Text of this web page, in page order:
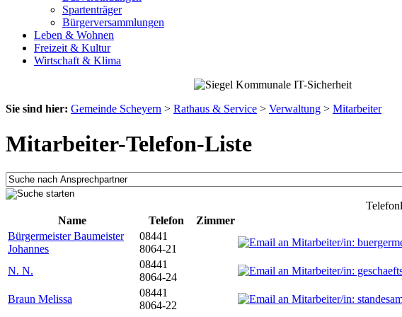
Spartenträger
Bürgerversammlungen
Leben & Wohnen
Freizeit & Kultur
Wirtschaft & Klima
Sie sind hier: Gemeinde Scheyern > Rathaus & Service > Verwaltung > Mitarbeiter
Mitarbeiter-Telefon-Liste
Name
Telefon Zimmer
Bürgermeister Baumeister
Johannes
08441
8064-21
N. N.
08441
8064-24
Braun Melissa
08441
8064-22